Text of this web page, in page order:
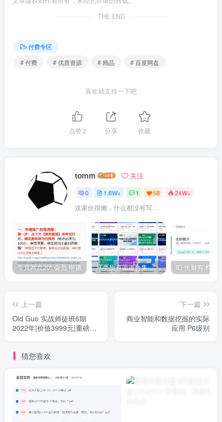
THE END
付费专区
# 付费
# 优质资源 # 精品 # 百度网盘
喜欢就支持一下吧
点赞2 分享 收藏
tomm 关注
0 1.6W+ 1 58 24W+
这家伙很懒，什么都没有写...
夸克网盘20t 会员 申请 IT类所有渠道合集 持续日更，目前近四千多条资源 年费用户微信私信获取权限
上一篇
Old Guo 实战师徒班6期
2022年|价值3999元|重磅首
下一篇
商业智能和数据挖掘的实际
应用 P6级别
猜您喜欢